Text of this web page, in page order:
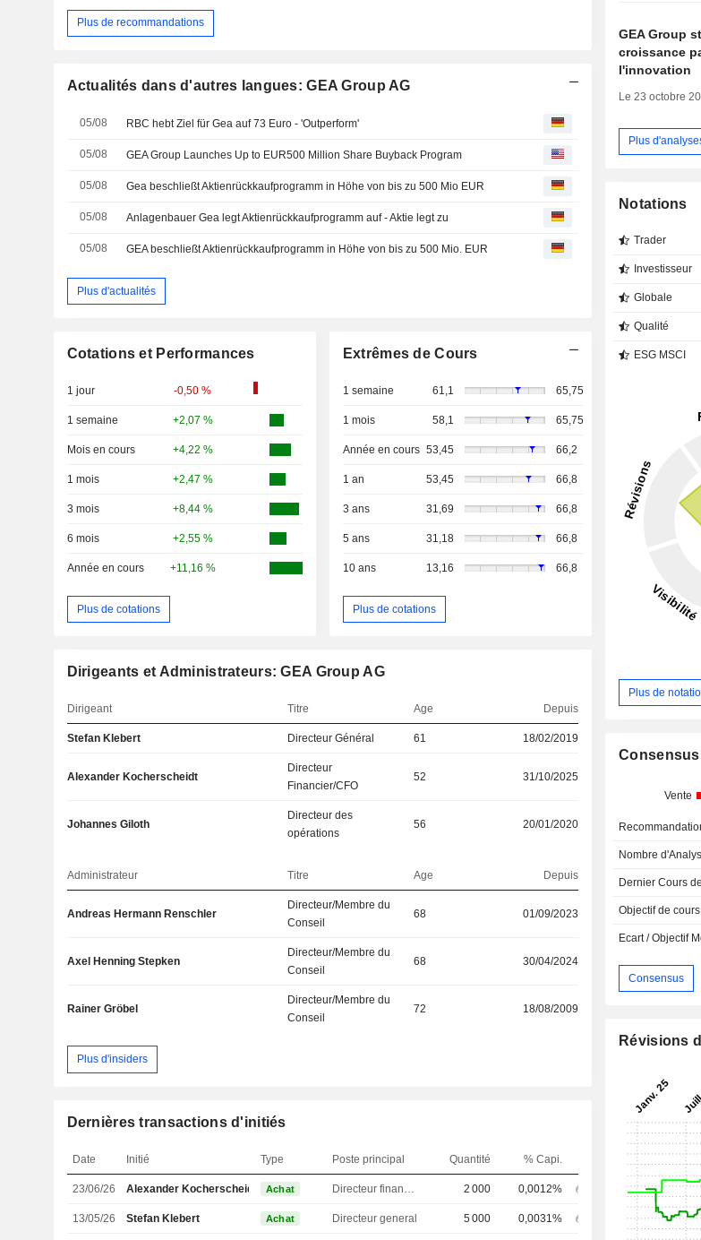
Plus de recommandations
Actualités dans d'autres langues: GEA Group AG
05/08 RBC hebt Ziel für Gea auf 73 Euro - 'Outperform'
05/08 GEA Group Launches Up to EUR500 Million Share Buyback Program
05/08 Gea beschließt Aktienrückkaufprogramm in Höhe von bis zu 500 Mio EUR
05/08 Anlagenbauer Gea legt Aktienrückkaufprogramm auf - Aktie legt zu
05/08 GEA beschließt Aktienrückkaufprogramm in Höhe von bis zu 500 Mio. EUR
Plus d'actualités
Cotations et Performances
1 jour -0,50 %
1 semaine +2,07 %
Mois en cours +4,22 %
1 mois +2,47 %
3 mois +8,44 %
6 mois +2,55 %
Année en cours +11,16 %
Plus de cotations
Extrêmes de Cours
1 semaine 61,1 65,75
1 mois 58,1 65,75
Année en cours 53,45 66,2
1 an 53,45 66,8
3 ans 31,69 66,8
5 ans 31,18 66,8
10 ans 13,16 66,8
Plus de cotations
Dirigeants et Administrateurs: GEA Group AG
Dirigeant Titre Age Depuis
Stefan Klebert Directeur Général 61 18/02/2019
Alexander Kocherscheidt
Directeur
Financier/CFO
52 31/10/2025
Johannes Giloth
Directeur des
opérations
56 20/01/2020
Administrateur Titre Age Depuis
Andreas Hermann Renschler
Directeur/Membre du
Conseil
68 01/09/2023
Axel Henning Stepken
Directeur/Membre du
Conseil
68 30/04/2024
Rainer Gröbel
Directeur/Membre du
Conseil
72 18/08/2009
Plus d'insiders
Dernières transactions d'initiés
Date Initié Type Poste principal Quantité % Capi.
23/06/26 Alexander Kocherscheidt Achat 2 000 0,0012%
13/05/26 Stefan Klebert Achat Directeur general 5 000 0,0031%
GEA Group
croissance
l'innovation
Le 23 octobre
Plus
Notations
Trader
Investisseur
Globale
Qualité
ESG MSCI
Plus de
Vente
Nombre
Dernier Cours
Objectif de
Ecart / Objectif
Consensus
Révisions